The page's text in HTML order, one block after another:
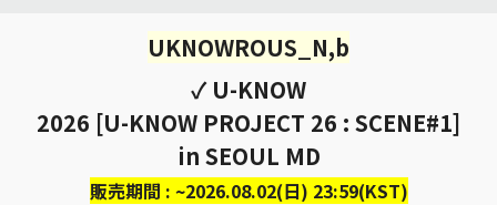
UKNOWROUS_N,b
✓ U-KNOW
2026 [U-KNOW PROJECT 26 : SCENE#1]
in SEOUL MD
販売期間 : ~2026.08.02(日) 23:59(KST)